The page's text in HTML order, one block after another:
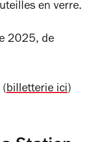
en verre.
2025, de
(billetterie ici)